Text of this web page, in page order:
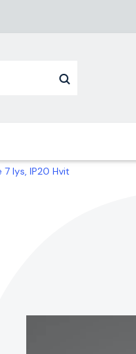
lys, IP20 Hvit